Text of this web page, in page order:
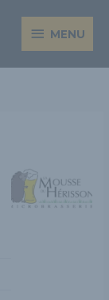
MENU
MENU